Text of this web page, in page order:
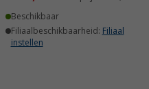
Beschikbaar
Filiaalbeschikbaarheid: Filiaal
instellen